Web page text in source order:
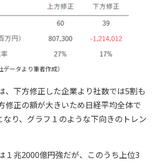
データより筆者作成）
、下方修正した企業より社数では5割も
修正の額が大きいため日経平均全体で
なり、グラフ１のような下向きのトレン
１兆2000億円強だが、このうち上位3